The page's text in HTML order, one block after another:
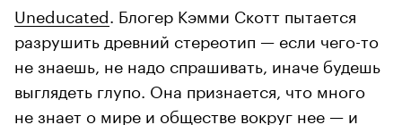
Uneducated . Блогер Кэмми Скотт пытается
разрушить древний стереотип — если чего-то
не знаешь, не надо спрашивать, иначе будешь
выглядеть глупо. Она признается, что много
не знает о мире и обществе вокруг нее — и